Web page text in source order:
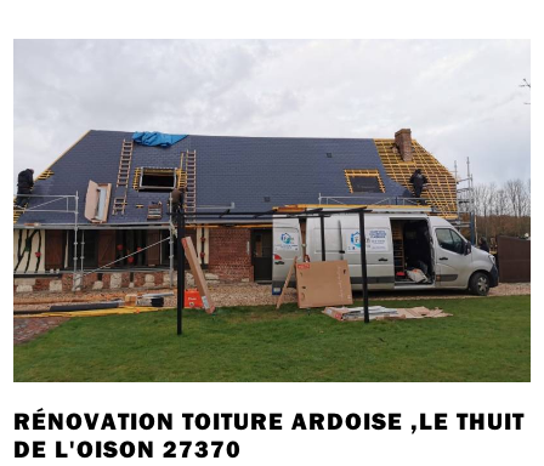
RÉNOVATION TOITURE ARDOISE ,LE THUIT
DE L'OISON 27370